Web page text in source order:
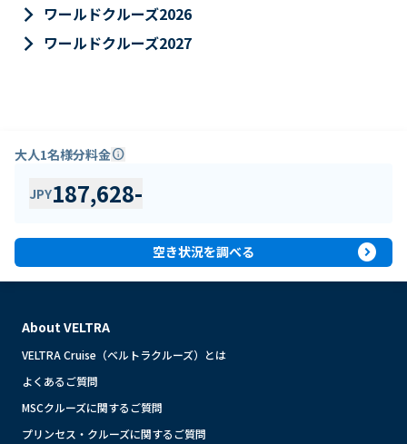
keyboard_arrow_right ワールドクルーズ2026
keyboard_arrow_right ワールドクルーズ2027
大人1名様分料金info
JPY187,628-
空き状況を調べる expand_circle_right
About VELTRA
VELTRA Cruise（ベルトラクルーズ）とは
よくあるご質問
MSCクルーズに関するご質問
プリンセス・クルーズに関するご質問